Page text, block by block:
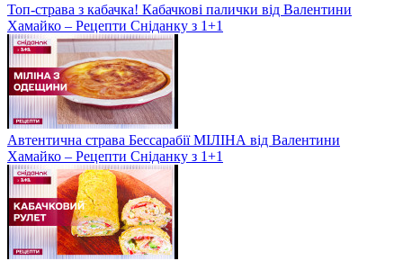
Топ-страва з кабачка! Кабачкові палички від Валентини
Хамайко – Рецепти Сніданку з 1+1
Автентична страва Бессарабії МІЛІНА від Валентини
Хамайко – Рецепти Сніданку з 1+1